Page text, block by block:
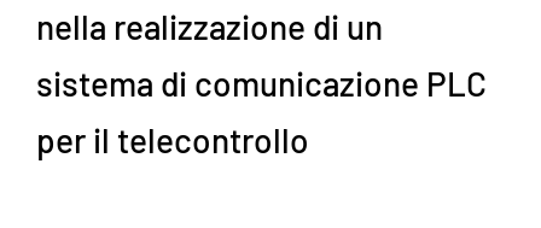
nella realizzazione di un
sistema di comunicazione PLC
per il telecontrollo